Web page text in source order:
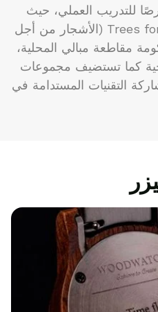
للتدريب العملي، حيث
تتولى منظمة Trees for the Future (الأشجار من أجل
مقاطعة مبالي المحلية،
كما تستضيف مجموعات
التقنيات المستدامة في